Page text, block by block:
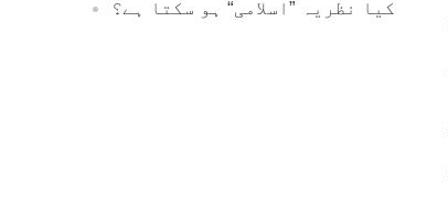
کیا نظریہ ”اسلامی“ ہو سکتا ہے؟